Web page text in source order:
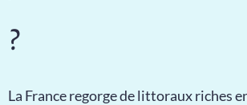
?
La France regorge de littoraux riches